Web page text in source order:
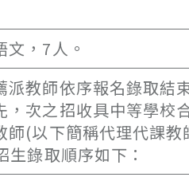
，7人。
派教師依序報名錄取
，次之招收具中等學校
師(以下簡稱代理代課
錄取順序如下：